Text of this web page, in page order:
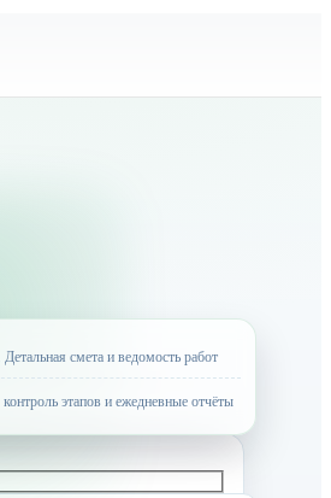
Детальная смета и ведомость работ
контроль этапов и ежедневные отчёты